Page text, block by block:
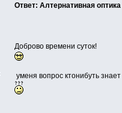
Ответ: Алтернативная оптика
Доброво времени суток!
уменя вопрос ктонибуть